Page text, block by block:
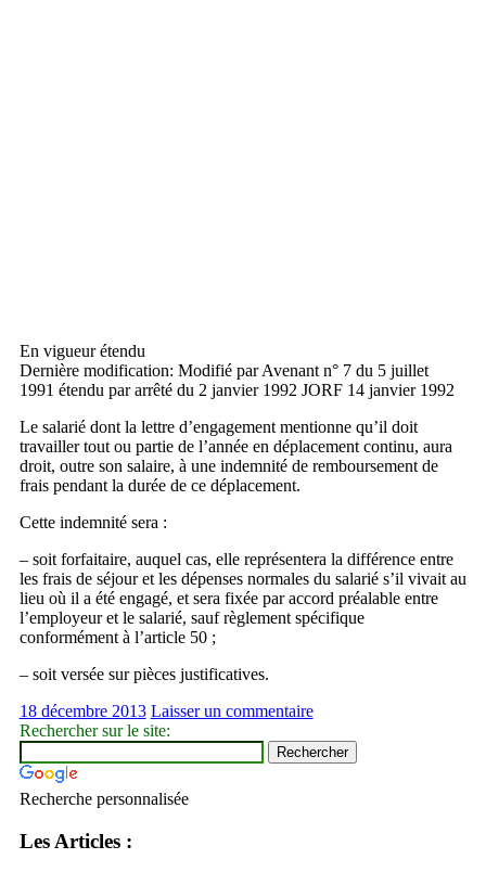
En vigueur étendu
Dernière modification: Modifié par Avenant n° 7 du 5 juillet
1991 étendu par arrêté du 2 janvier 1992 JORF 14 janvier 1992
Le salarié dont la lettre d’engagement mentionne qu’il doit
travailler tout ou partie de l’année en déplacement continu, aura
droit, outre son salaire, à une indemnité de remboursement de
frais pendant la durée de ce déplacement.
Cette indemnité sera :
– soit forfaitaire, auquel cas, elle représentera la différence entre
les frais de séjour et les dépenses normales du salarié s’il vivait au
lieu où il a été engagé, et sera fixée par accord préalable entre
l’employeur et le salarié, sauf règlement spécifique
conformément à l’article 50 ;
– soit versée sur pièces justificatives.
18 décembre 2013 Laisser un commentaire
Rechercher sur le site:
Recherche personnalisée
Les Articles :